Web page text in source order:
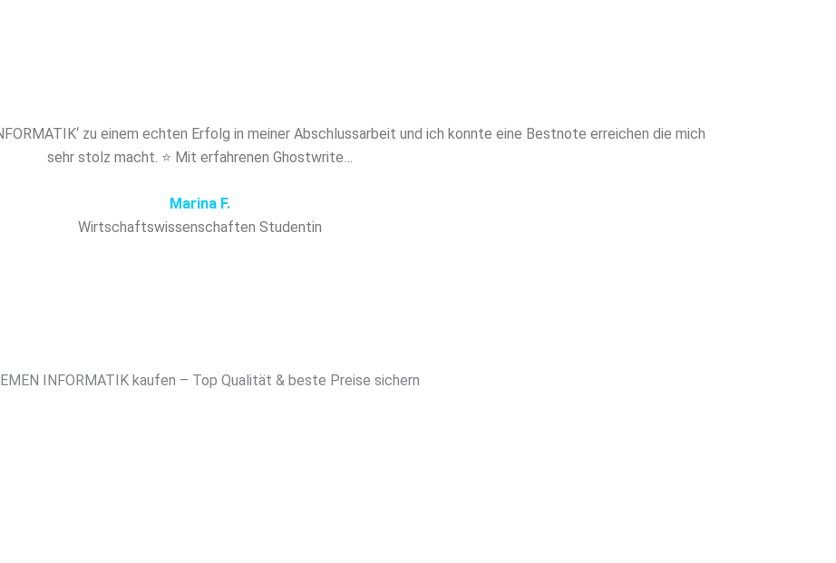
zu einem echten Erfolg in meiner Abschlussarbeit und ich konnte eine Bestnote erreichen die mich
sehr stolz macht. ⭐ Mit erfahrenen Ghostwrite…
Marina F.
Wirtschaftswissenschaften Studentin
INFORMATIK kaufen – Top Qualität & beste Preise sichern